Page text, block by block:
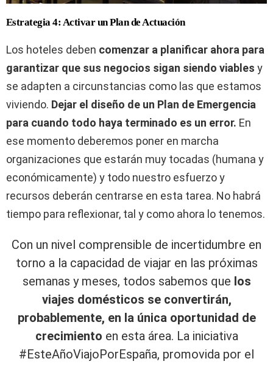
Estrategia 4: Activar un Plan de Actuación
Los hoteles deben comenzar a planificar ahora para
garantizar que sus negocios sigan siendo viables y
se adapten a circunstancias como las que estamos
viviendo. Dejar el diseño de un Plan de Emergencia
para cuando todo haya terminado es un error. En
ese momento deberemos poner en marcha
organizaciones que estarán muy tocadas (humana y
económicamente) y todo nuestro esfuerzo y
recursos deberán centrarse en esta tarea. No habrá
tiempo para reflexionar, tal y como ahora lo tenemos.
Con un nivel comprensible de incertidumbre en
torno a la capacidad de viajar en las próximas
semanas y meses, todos sabemos que los
viajes domésticos se convertirán,
probablemente, en la única oportunidad de
crecimiento en esta área. La iniciativa
#EsteAñoViajoPorEspaña, promovida por el